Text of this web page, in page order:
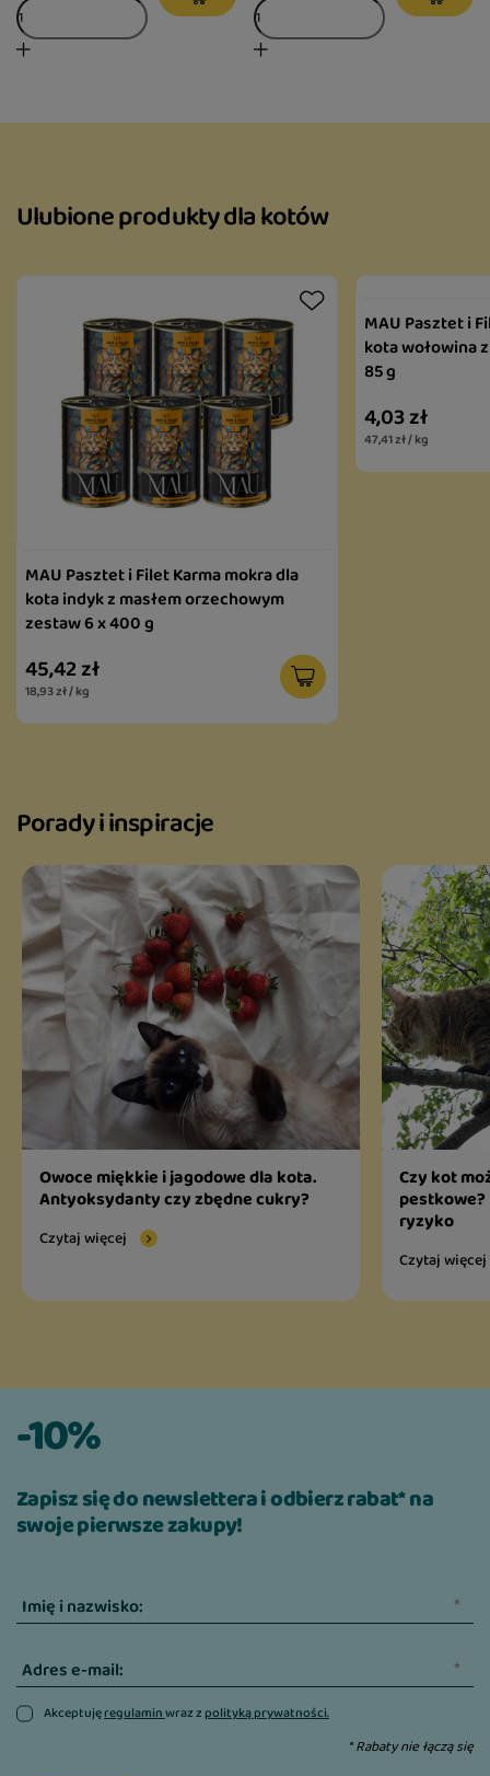
Ulubione produkty dla kotów
MAU Pasztet i Filet Karma mokra dla
kota indyk z masłem orzechowym
zestaw 6 x 400 g
45,42 zł
18,93 zł / kg
MAU Pasztet i
kota wołowina
85 g
4,03 zł
47,41 zł / kg
Porady i inspiracje
Owoce miękkie i jagodowe dla kota.
Antyoksydanty czy zbędne cukry?
Czytaj więcej
Czy kot
ryzyko
Czytaj więcej
-10%
Zapisz się do newslettera i odbierz rabat* na
swoje pierwsze zakupy!
Imię i nazwisko:
Adres e-mail:
Akceptujęregulaminwraz zpolityką prywatności.
* Rabaty nie łączą się